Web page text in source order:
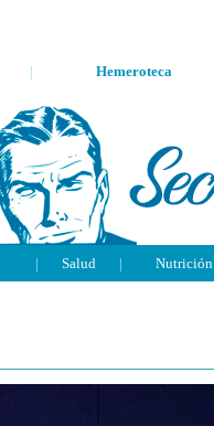
| Hemeroteca
| Salud | Nutrición